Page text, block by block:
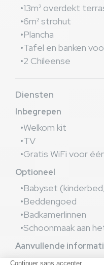
13m² overdekt
6m² strohut
Plancha
Tafel en banken
2 Chileense
Diensten
Inbegrepen
Welkom kit
TV
Gratis WiFi voor
Optioneel
Babyset
Beddengoed
Badkamerlinnen
Schoonmaak aan
Aanvullende
Huisdieren zijn niet